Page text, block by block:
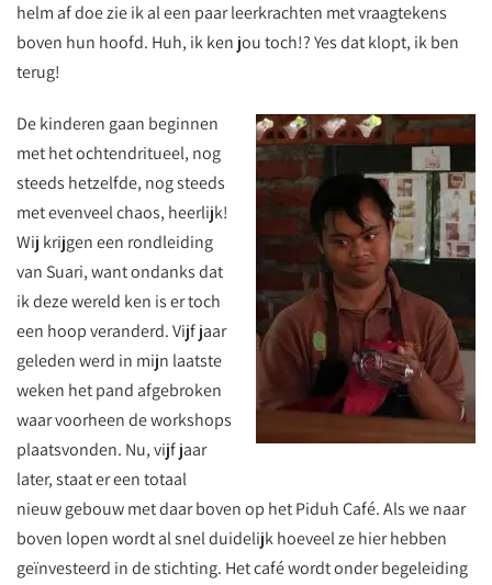
helm af doe zie ik al een paar leerkrachten met vraagtekens
boven hun hoofd. Huh, ik ken jou toch!? Yes dat klopt, ik ben
terug!
De kinderen gaan beginnen
met het ochtendritueel, nog
steeds hetzelfde, nog steeds
met evenveel chaos, heerlijk!
Wij krijgen een rondleiding
van Suari, want ondanks dat
ik deze wereld ken is er toch
een hoop veranderd. Vijf jaar
geleden werd in mijn laatste
weken het pand afgebroken
waar voorheen de workshops
plaatsvonden. Nu, vijf jaar
later, staat er een totaal
nieuw gebouw met daar boven op het Piduh Café. Als we naar
boven lopen wordt al snel duidelijk hoeveel ze hier hebben
geïnvesteerd in de stichting. Het café wordt onder begeleiding